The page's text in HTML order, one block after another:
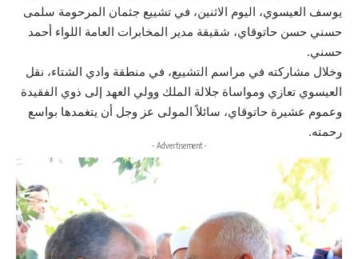
يوسف العيسوي، اليوم الاثنين، في تشييع جثمان المرحومة سلمى
حسني حسن حاتوقاي، شقيقة مدير المخابرات العامة اللواء أحمد
حسني.
وخلال مشاركته في مراسم التشييع، في منطقة وادي الشتاء، نقل
العيسوي تعازي ومواساة جلالة الملك وولي العهد إلى ذوي الفقيدة
وعموم عشيرة حاتوقاي، سائلاً المولى عز وجل أن يتغمدها بواسع
رحمته.
- Advertisement -